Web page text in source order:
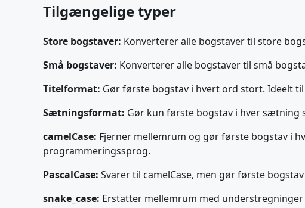
Tilgængelige typer
Store bogstaver: Konverterer alle bogstaver til store
Små bogstaver: Konverterer alle bogstaver til små
Titelformat: Gør første bogstav i hvert ord stort. Ideelt
Sætningsformat: Gør kun første bogstav i hver
camelCase: Fjerner mellemrum og gør første bogstav i
programmeringssprog.
PascalCase: Svarer til camelCase, men gør første
snake_case: Erstatter mellemrum med